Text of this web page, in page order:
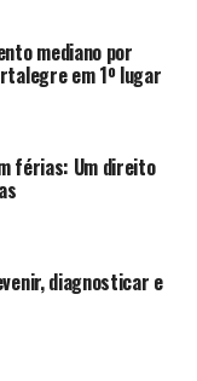
mediano por
em 1º lugar
férias: Um direito
diagnosticar e